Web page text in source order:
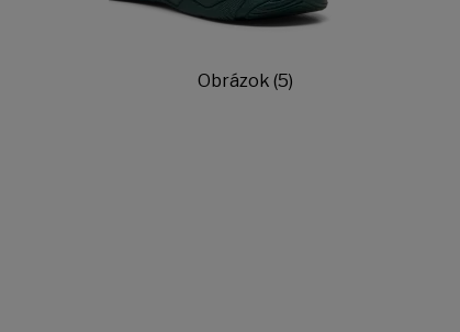
Obrázok (5)